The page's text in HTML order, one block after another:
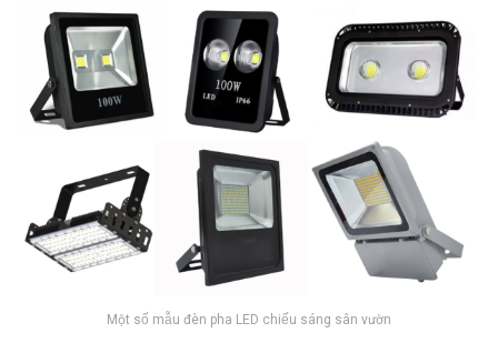
Một số mẫu đèn pha LED chiếu sáng sân vườn